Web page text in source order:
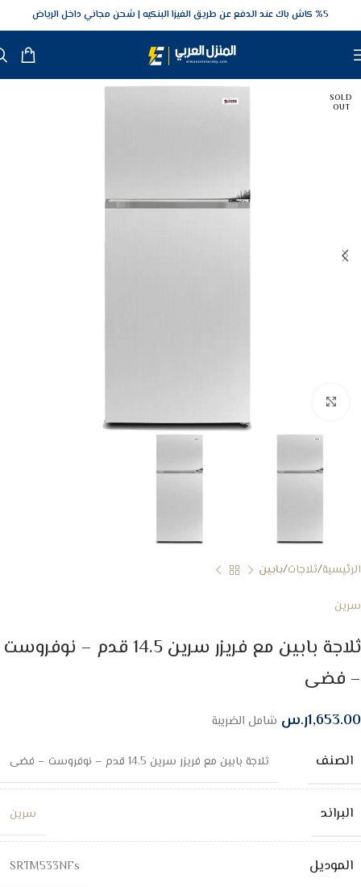
5‎% كاش باك عند الدفع عن طريق الفيزا البنكيه شحن مجاني داخل الرياض
SOLD
OUT
الرئيسية ثلاجات بابين
سرين
ثلاجة بابين مع فريزر سرين 14.5 قدم – نوفروست
– فضى
1,653.00ر.س شامل الضريبة
الصنف ثلاجة بابين مع فريزر سرين 14.5 قدم – نوفروست – فضى
البراند سرين
الموديل SRTM533NFs